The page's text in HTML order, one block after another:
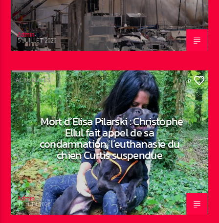
Admin
5 JUILLET 2026
ACTUALITÉS 0
Mort d’Elisa Pilarski : Christophe
Ellul fait appel de sa
condamnation, l’euthanasie du
chien Curtis suspendue
Admin
19 JUIN 2026